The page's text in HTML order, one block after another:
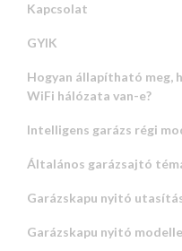
Kapcsolat
GYIK
Hogyan állapítható meg,
WiFi hálózata van-e?
Intelligens garázs régi
Általános garázsajtó
Garázskapu nyitó
Garázskapu nyitó